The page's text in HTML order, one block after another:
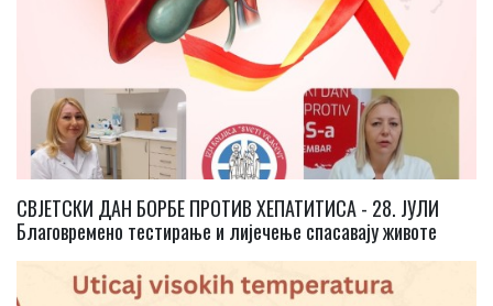
СВЈЕТСКИ ДАН БОРБЕ ПРОТИВ ХЕПАТИТИСА - 28. ЈУЛИ
Благовремено тестирање и лијечење спасавају животе